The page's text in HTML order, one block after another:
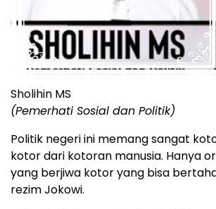
Sholihin MS
(Pemerhati Sosial dan Politik)
Politik negeri ini memang sangat
kotor dari kotoran manusia. Hanya
yang berjiwa kotor yang bisa
rezim Jokowi.